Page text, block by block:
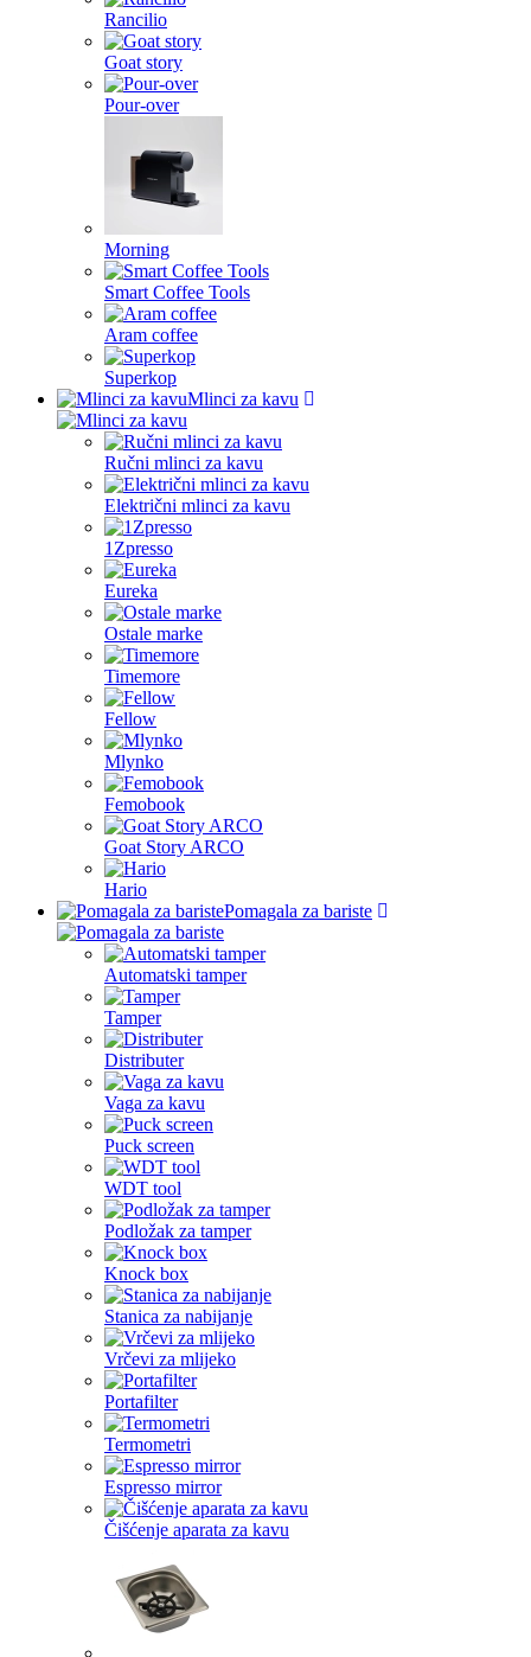
Rancilio
Goat story
Pour-over
Morning
Smart Coffee Tools
Aram coffee
Superkop
Mlinci za kavu
Ručni mlinci za kavu
Električni mlinci za kavu
1Zpresso
Eureka
Ostale marke
Timemore
Fellow
Mlynko
Femobook
Goat Story ARCO
Hario
Pomagala za bariste
Automatski tamper
Tamper
Distributer
Vaga za kavu
Puck screen
WDT tool
Podložak za tamper
Knock box
Stanica za nabijanje
Vrčevi za mlijeko
Portafilter
Termometri
Espresso mirror
Čišćenje aparata za kavu